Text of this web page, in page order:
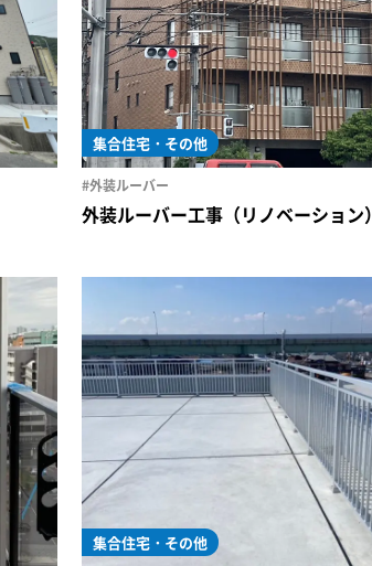
集合住宅・その他
#外装ルーバー
外装ルーバー工事（リノベーション）
集合住宅・その他